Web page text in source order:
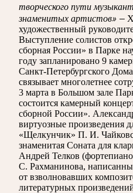
творческого пути
знаменитых артистов» —
художественный
Выступление солистов
сборная России» в Парке
году запланировано 9
Санкт-Петербургского
связывает многолетнее
3 марта в Большом зале
состоится камерный
сборной России».
виртуозные произведения
«Щелкунчик» П. И.
знаменитая Соната для
Андрей Телков
С. Рахманинова,
от взволновавших
литературных